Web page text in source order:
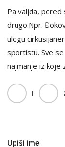
Pa valjda,
drugo.Npr.
ulogu
sportistu. Sve
najmanje iz koje
1
Upiši ime